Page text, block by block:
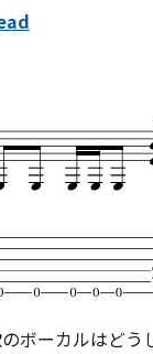
ボーカルはど